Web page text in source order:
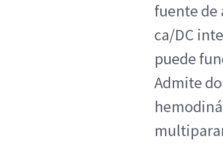
fuente de
ca/DC
puede
Admite